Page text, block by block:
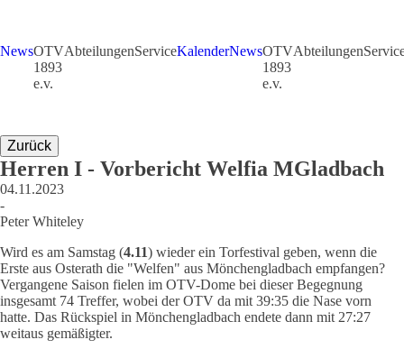
NewsOTV
1893
e.v.
AbteilungenServiceKalenderNewsOTV
1893
e.v.
Abteilungen
Zurück
Herren I - Vorbericht Welfia MGladbach
04.11.2023
-
Peter Whiteley
Wird es am Samstag (4.11) wieder ein Torfestival geben, wenn die
Erste aus Osterath die "Welfen" aus Mönchengladbach empfangen?
Vergangene Saison fielen im OTV-Dome bei dieser Begegnung
insgesamt 74 Treffer, wobei der OTV da mit 39:35 die Nase vorn
hatte. Das Rückspiel in Mönchengladbach endete dann mit 27:27
weitaus gemäßigter.